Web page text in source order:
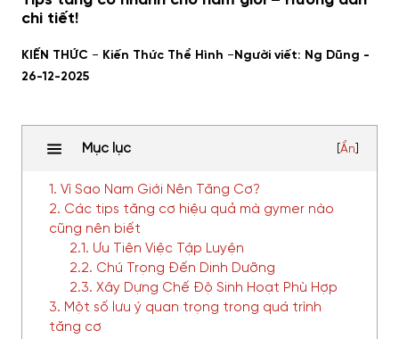
chi tiết!
KIẾN THỨC - Kiến Thức Thể Hình -Người viết: Ng Dũng -
26-12-2025
Mục lục Ẩn
1. Vì Sao Nam Giới Nên Tăng Cơ?
2. Các tips tăng cơ hiệu quả mà gymer nào
cũng nên biết
2.1. Ưu Tiên Việc Tập Luyện
2.2. Chú Trọng Đến Dinh Dưỡng
2.3. Xây Dựng Chế Độ Sinh Hoạt Phù Hợp
3. Một số lưu ý quan trọng trong quá trình
tăng cơ